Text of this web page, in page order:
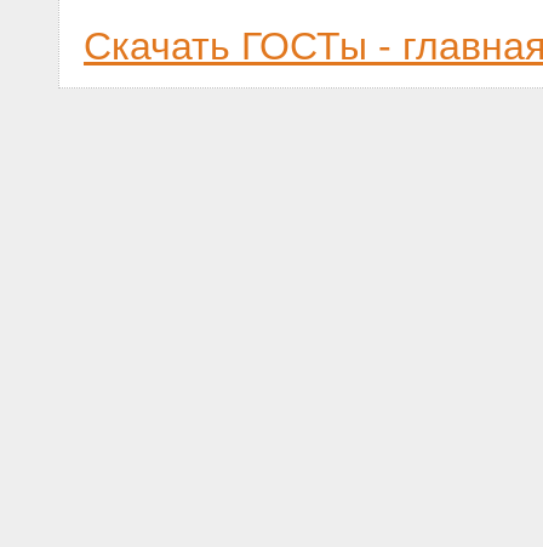
Скачать ГОСТы -